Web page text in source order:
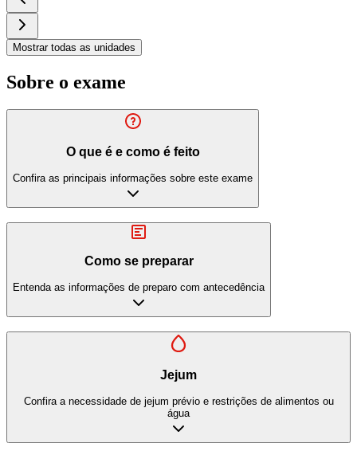
Mostrar todas as unidades
Sobre o exame
O que é e como é feito
Confira as principais informações sobre este exame
Como se preparar
Entenda as informações de preparo com antecedência
Jejum
Confira a necessidade de jejum prévio e restrições de alimentos ou
água